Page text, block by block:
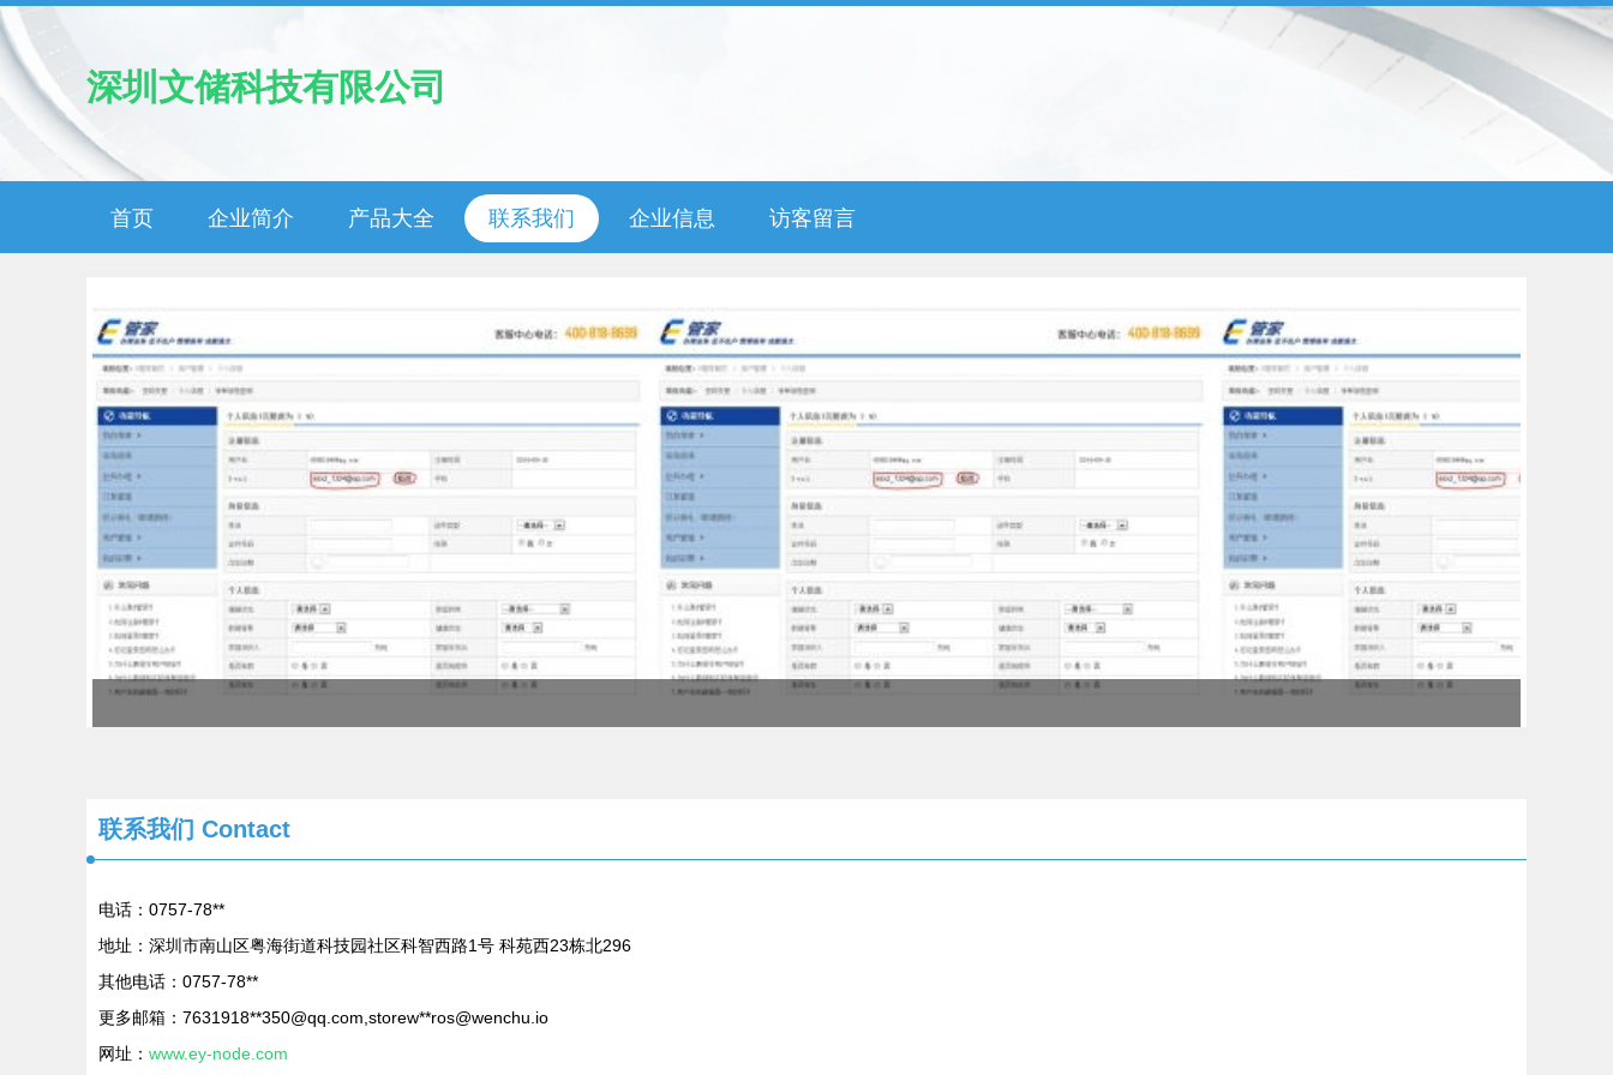
深圳文储科技有限公司
首页 企业简介 产品大全 联系我们 企业信息 访客留言
联系我们 Contact
电话：0757-78**
地址：深圳市南山区粤海街道科技园社区科智西路1号 科苑西23栋北296
其他电话：0757-78**
更多邮箱：7631918**350@qq.com ,storew**ros@wenchu.io
网址： www.ey-node.com